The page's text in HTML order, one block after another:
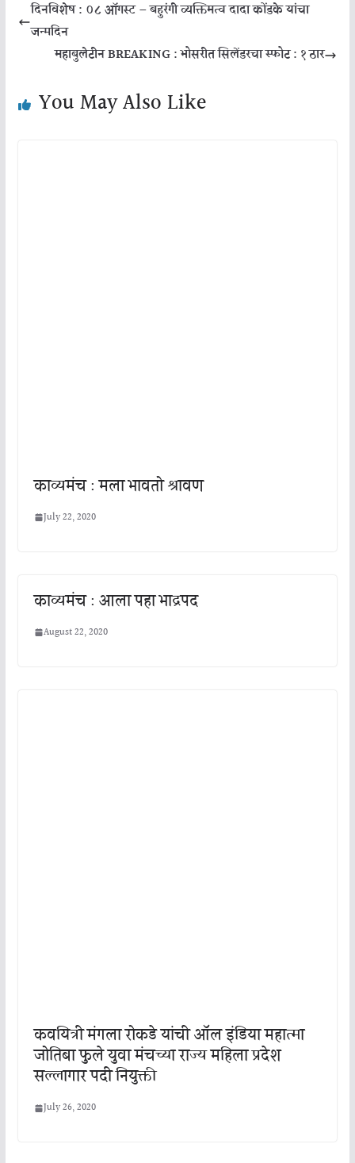
दिनविशेष : ०८ ऑगस्ट – बहुरंगी व्यक्तिमत्व दादा कोंडके यांचा
जन्मदिन
महाबुलेटीन BREAKING : भोसरीत सिलेंडरचा स्फोट : १ ठार
You May Also Like
काव्यमंच : मला भावतो श्रावण
July 22, 2020
काव्यमंच : आला पहा भाद्रपद
August 22, 2020
कवयित्री मंगला रोकडे यांची ऑल इंडिया महात्मा
जोतिबा फुले युवा मंचच्या राज्य महिला प्रदेश
सल्लागार पदी नियुक्ती
July 26, 2020